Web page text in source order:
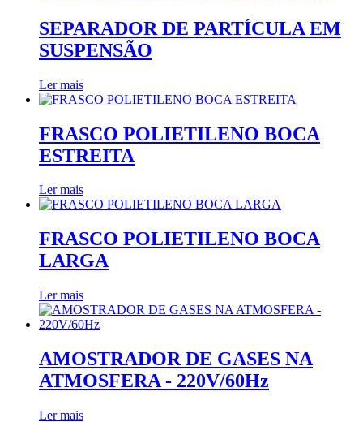
SEPARADOR DE PARTÍCULA EM
SUSPENSÃO
Ler mais
FRASCO POLIETILENO BOCA
ESTREITA
Ler mais
FRASCO POLIETILENO BOCA
LARGA
Ler mais
AMOSTRADOR DE GASES NA
ATMOSFERA - 220V/60Hz
Ler mais